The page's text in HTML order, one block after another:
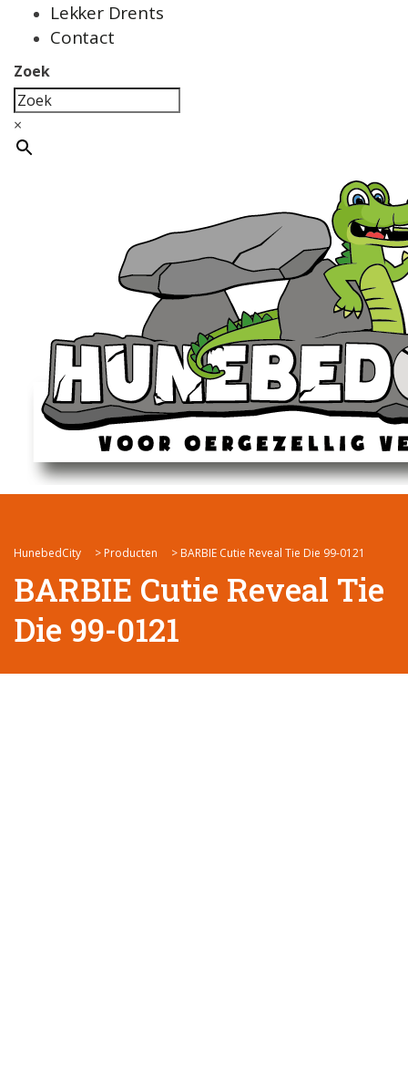
Lekker Drents
Contact
Zoek
×
HunebedCity > Producten > BARBIE Cutie Reveal Tie Die 99-0121
BARBIE Cutie Reveal Tie
Die 99-0121